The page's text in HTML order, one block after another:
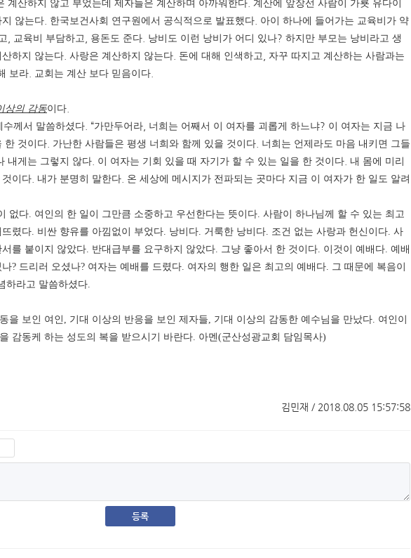
계산하지 않고 부었는데 제자들은 계산하며 아까워한다 계산에 앞장선 사람이 가룟 유다이
않는다 한국보건사회 연구원에서 공식적으로 발표했다 아이 하나에 들어가는 교육비가 약
교육비 부담하고 용돈도 준다 낭비도 이런 낭비가 어디 있나? 하지만 부모는 낭비라고 생
하지 않는다 사랑은 계산하지 않는다 돈에 대해 인색하고
자꾸 따지고 계산하는 사람과는
보라 교회는 계산 보다 믿음이다
상의 감동이다
수께서 말씀하셨다 . “가만두어라 너희는 어째서 이 여자를 괴롭게 하느냐? 이 여자는 지금 나
한 것이다
가난한 사람들은 평생 너희와 함께 있을 것이다 너희는 언제라도 마음 내키면 그들
내게는 그렇지 않다 이 여자는 기회 있을 때 자기가 할 수 있는 일을 한 것이다 내 몸에 미리
것이다 내가 분명히 말한다 온 세상에 메시지가 전파되는 곳마다 지금 이 여자가 한 일도 알려
없다. 여인의 한 일이 그만큼 소중하고 우선한다는 뜻이다. 사람이 하나님께 할 수 있는 최고
뜨렸다. 비싼 향유를 아낌없이 부었다. 낭비다. 거룩한 낭비다. 조건 없는 사랑과 헌신이다. 사
서를 붙이지 않았다. 반대급부를 요구하지 않았다. 그냥 좋아서 한 것이다. 이것이 예배다. 예배
나? 드리러 오셨나? 여자는 예배를 드렸다. 여자의 행한 일은 최고의 예배다. 그 때문에 복음이
하라고 말씀하셨다.
을 보인 여인, 기대 이상의 반응을 보인 제자들, 기대 이상의 감동한 예수님을 만났다. 여인이
감동케 하는 성도의 복을 받으시기 바란다. 아멘(군산성광교회 담임목사)
김민재 / 2018.08.05 15:57:58